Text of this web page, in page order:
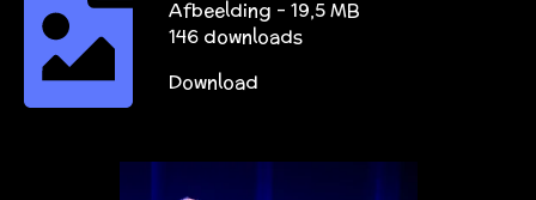
Afbeelding – 19,5 MB
146 downloads
Download